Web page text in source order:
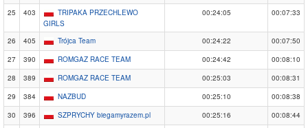
25
403
TRIPAKA PRZECHLEWO
GIRLS
00:24:05 00:07:33
26 405 Trójca Team 00:24:22
00:07:50
27
390 ROMGAZ RACE TEAM 00:24:42
00:08:10
28
389 ROMGAZ RACE TEAM 00:25:03
00:08:31
29
384 NAZBUD 00:25:10
00:08:38
30
396 SZPRYCHY biegamyrazem.pl 00:25:16
00:08:44